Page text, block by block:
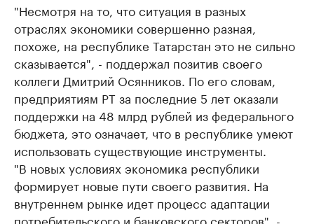
"Несмотря на то, что ситуация в разных
отраслях экономики совершенно разная,
похоже, на республике Татарстан это не сильно
сказывается", - поддержал позитив своего
коллеги Дмитрий Осянников. По его словам,
предприятиям РТ за последние 5 лет оказали
поддержки на 48 млрд рублей из федерального
бюджета, это означает, что в республике умеют
использовать существующие инструменты.
"В новых условиях экономика республики
формирует новые пути своего развития. На
внутреннем рынке идет процесс адаптации
потребительского и банковского секторов", -